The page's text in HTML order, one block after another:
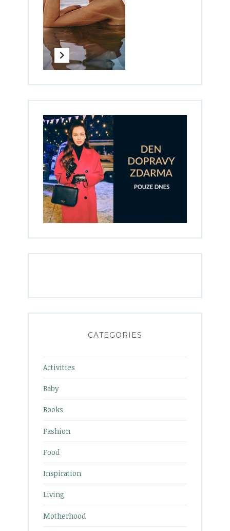
CATEGORIES
Activities
Baby
Books
Fashion
Food
Inspiration
Living
Motherhood